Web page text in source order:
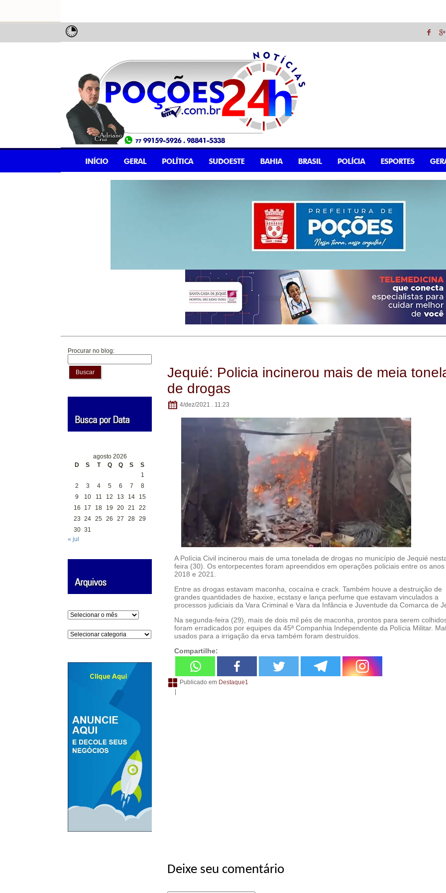
Procurar no blog:
Buscar
agosto 2026
D
S T Q Q S
S
1
2
3 4 5 6 7
8
9
10 11 12 13 14
15
16
17 18 19 20 21
22
23 24 25 26 27 28 29
30 31
« jul
Arquivos
Categorias
Jequié: Policia incinerou mais de meia
de drogas
4/dez/2021 . 11:23
A Polícia Civil incinerou mais de uma tonelada de drogas no município de Jequié
feira (30). Os entorpecentes foram apreendidos em operações policiais entre os anos
2018 e 2021.
Entre as drogas estavam maconha, cocaína e crack. Também houve a destruição de
grandes quantidades de haxixe, ecstasy e lança perfume que estavam vinculados a
processos judiciais da Vara Criminal e Vara da Infância e Juventude da Comarca de
Na segunda-feira (29), mais de dois mil pés de maconha, prontos para serem
foram erradicados por equipes da 45ª Companhia Independente da Polícia Militar.
usados para a irrigação da erva também foram destruídos.
Compartilhe:
Publicado em Destaque1
|
Deixe seu comentário